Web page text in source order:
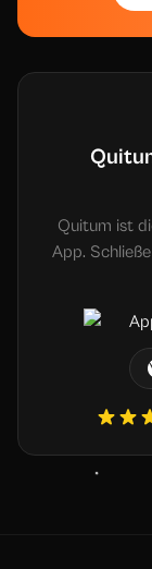
Quitum ist
App.